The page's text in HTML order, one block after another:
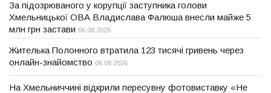
За підозрюваного у корупції заступника голови
Хмельницької ОВА Владислава Фалюша внесли майже 5
млн грн застави 06.08.2026
Жителька Полонного втратила 123 тисячі гривень через
онлайн-знайомство 06.08.2026
На Хмельниччині відкрили пересувну фотовиставку «Не